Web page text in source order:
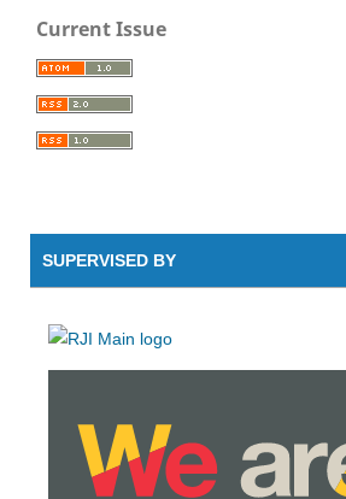
Current Issue
SUPERVISED BY